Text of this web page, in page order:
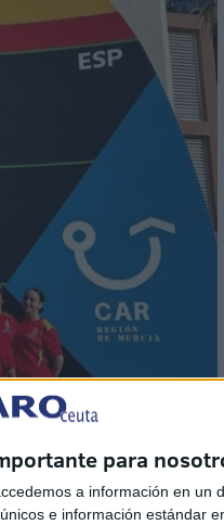
para
a información en un
e información estándar